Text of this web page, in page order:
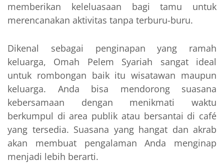
memberikan keleluasaan bagi tamu untuk
merencanakan aktivitas tanpa terburu-buru.
Dikenal sebagai penginapan yang ramah
keluarga, Omah Pelem Syariah sangat ideal
untuk rombongan baik itu wisatawan maupun
keluarga. Anda bisa mendorong suasana
kebersamaan dengan menikmati waktu
berkumpul di area publik atau bersantai di café
yang tersedia. Suasana yang hangat dan akrab
akan membuat pengalaman Anda menginap
menjadi lebih berarti.